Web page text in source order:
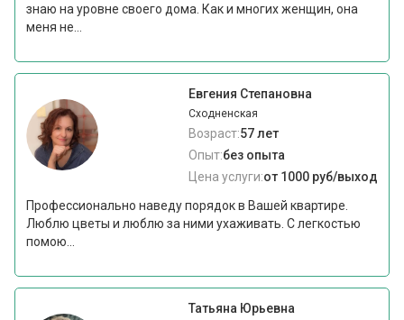
знаю на уровне своего дома. Как и многих женщин, она
меня не...
Евгения Степановна
Сходненская
Возраст:57 лет
Опыт:без опыта
Цена услуги:от 1000 руб/выход
Профессионально наведу порядок в Вашей квартире.
Люблю цветы и люблю за ними ухаживать. С легкостью
помою...
Татьяна Юрьевна